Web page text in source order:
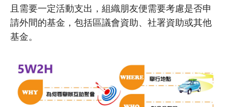
且需要一定活動支出，組織朋友便需要考慮是否申
請外間的基金，包括區議會資助、社署資助或其他
基金。